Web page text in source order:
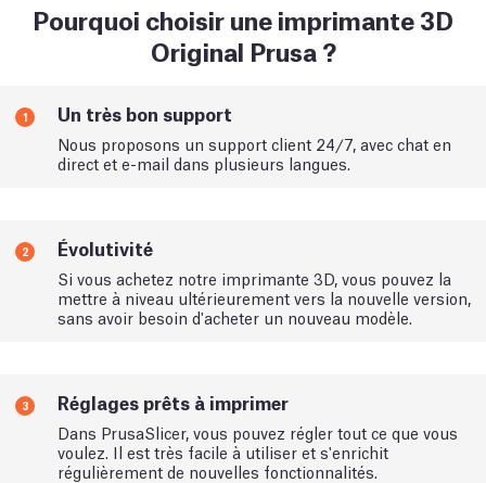
Pourquoi choisir une imprimante 3D
Original Prusa ?
1 Un très bon support
Nous proposons un support client 24/7, avec chat en
direct et e-mail dans plusieurs langues.
2 Évolutivité
Si vous achetez notre imprimante 3D, vous pouvez la
mettre à niveau ultérieurement vers la nouvelle version,
sans avoir besoin d'acheter un nouveau modèle.
3 Réglages prêts à imprimer
Dans PrusaSlicer, vous pouvez régler tout ce que vous
voulez. Il est très facile à utiliser et s'enrichit
régulièrement de nouvelles fonctionnalités.